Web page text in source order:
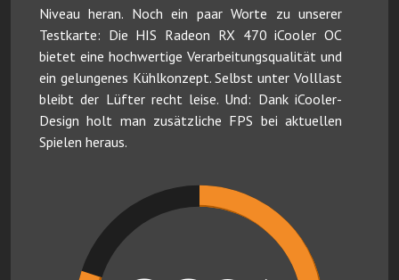
Niveau heran. Noch ein paar Worte zu unserer
Testkarte: Die HIS Radeon RX 470 iCooler OC
bietet eine hochwertige Verarbeitungsqualität und
ein gelungenes Kühlkonzept. Selbst unter Volllast
bleibt der Lüfter recht leise. Und: Dank iCooler-
Design holt man zusätzliche FPS bei aktuellen
Spielen heraus.